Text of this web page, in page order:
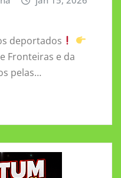
deportados
Fronteiras e da
pelas…